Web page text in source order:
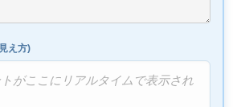
え方)
がここにリアルタイムで表示され